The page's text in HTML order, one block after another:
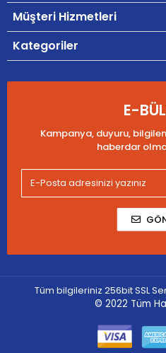
Müşteri Hizmetleri
Kategoriler
E-
Kampanya, duyuru,
haberdar
Tüm bilgileriniz 256bit SSL
© 2022 Tüm